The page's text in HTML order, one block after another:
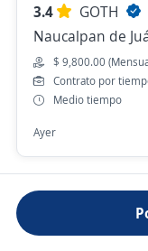
3.4
GOTH
Naucalpan de
$ 9,800.00
Contrato por
Medio tiempo
Ayer